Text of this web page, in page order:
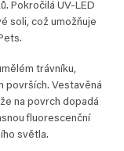
Pokročilá UV-LED
soli, což umožňuje
trávníku,
površích. Vestavěná
na povrch dopadá
fluorescenční
světla.